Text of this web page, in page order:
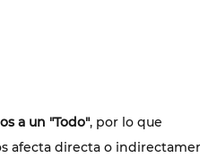
a un "Todo", por lo que
afecta directa o